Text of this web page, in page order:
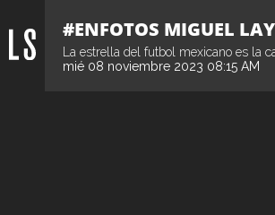
#ENFOTOS MIGUEL
La estrella del futbol mexicano es la
mié 08 noviembre 2023 08:15 AM